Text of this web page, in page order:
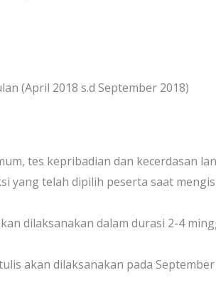
(April 2018 s.d September 2018)
tes kepribadian dan kecerdasan
yang telah dipilih peserta saat
dilaksanakan dalam durasi 2-4
akan dilaksanakan pada